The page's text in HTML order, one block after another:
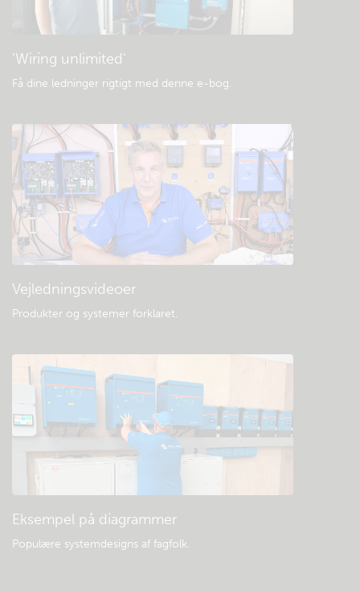
Generelle downloads og dokumentation
'Wiring unlimited'
Få dine ledninger rigtigt med denne e-bog.
Vejledningsvideoer
Produkter og systemer forklaret.
Eksempel på diagrammer
Populære systemdesigns af fagfolk.